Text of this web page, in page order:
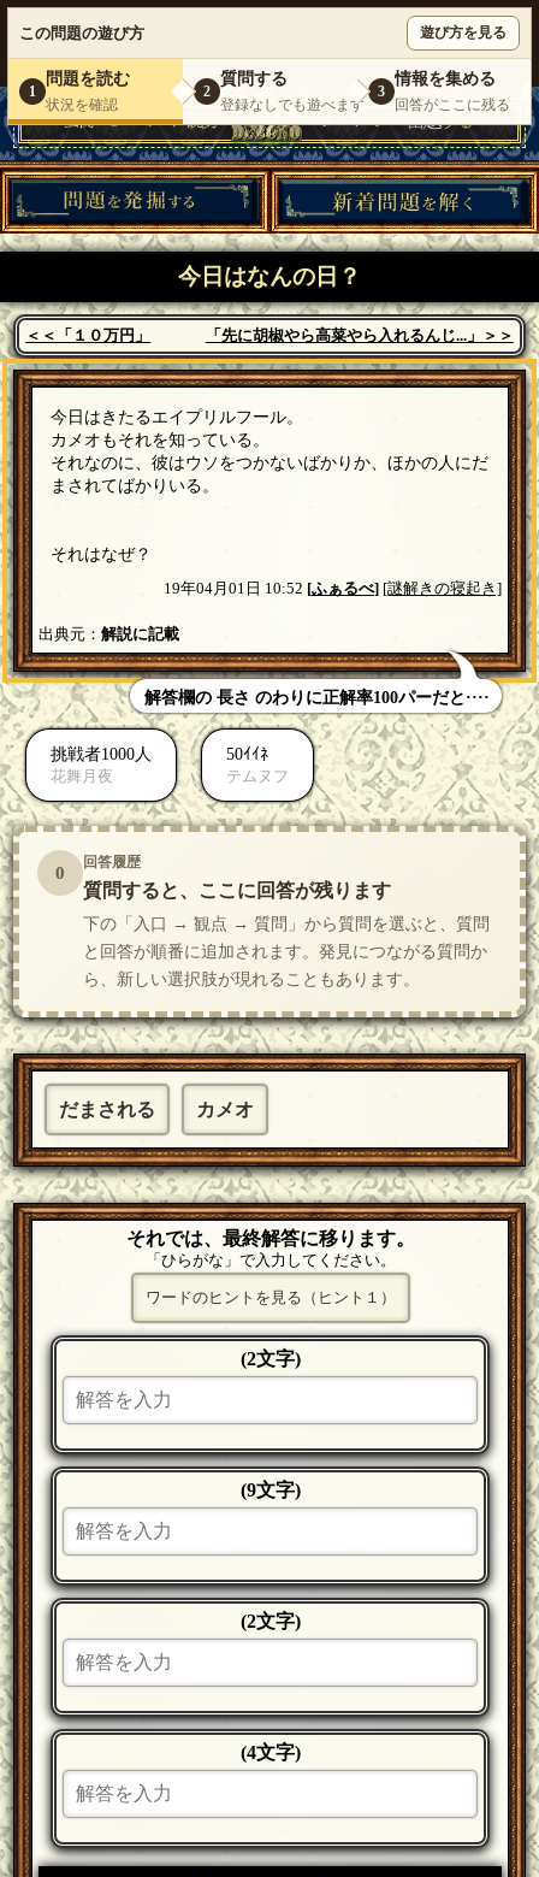
いらっしゃいませ。ゲスト |お問い合わせ
|
今日はなんの日？
＜＜「１０万円」 「先に胡椒やら高菜やら入れるんじ...」＞＞
この問題の遊び方 遊び方を見る
1
問題を読む
状況を確認
2
質問する
登録なしでも遊べます
3
情報を集める
回答がここに残る
今日はきたるエイプリルフール。
カメオもそれを知っている。
それなのに、彼はウソをつかないばかりか、ほかの人にだ
まされてばかりいる。
それはなぜ？
19年04月01日 10:52 [ふぁるべ] [謎解きの寝起き]
出典元：解説に記載
解答欄の 長さ のわりに正解率100パーだと····
挑戦者1000人
花舞月夜
50ｲｲﾈ
テムヌフ
0 回答履歴
質問すると、ここに回答が残ります
下の「入口 → 観点 → 質問」から質問を選ぶと、質問
と回答が順番に追加されます。発見につながる質問か
ら、新しい選択肢が現れることもあります。
だまされる カメオ
それでは、最終解答に移ります。
「ひらがな」で入力してください。
ワードのヒントを見る（ヒント１）
(2文字)
(9文字)
(2文字)
(4文字)